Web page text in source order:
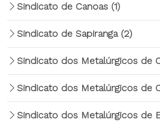
Sindicato de Canoas (1)
Sindicato de Sapiranga (2)
Sindicato dos Metalúrgicos de
Sindicato dos Metalúrgicos de
Sindicato dos Metalúrgicos de